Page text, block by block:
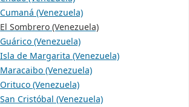
Cumaná (Venezuela)
El Sombrero (Venezuela)
Guárico (Venezuela)
Isla de Margarita (Venezuela)
Maracaibo (Venezuela)
Orituco (Venezuela)
San Cristóbal (Venezuela)